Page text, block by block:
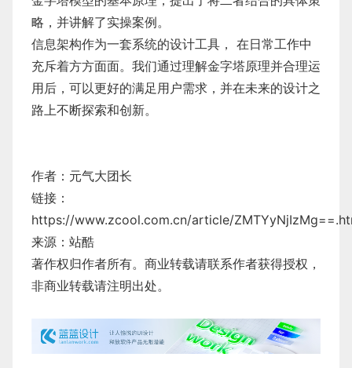
略，并讲解了实操案例。
信息架构作为一套系统的设计工具， 在日常工作中
充斥着方方面面。我们通过理解金字塔原理并合理运
用后，可以更好的满足用户需求，并在未来的设计之
路上不断探索和创新。
作者：元气大团长
链接：
https://www.zcool.com.cn/article/
来源：站酷
著作权归作者所有。商业转载请联系作者获得授权，
非商业转载请注明出处。